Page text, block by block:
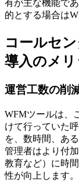
有が主な機能で
的とする場合は
コールセ
導入のメリ
運営工数の削
WFMツールは、
けて行っていた
を、数時間、あ
管理者はより付
教育など）に時
性が向上します。